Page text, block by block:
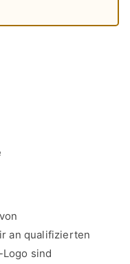
an qualifizierten
Logo sind